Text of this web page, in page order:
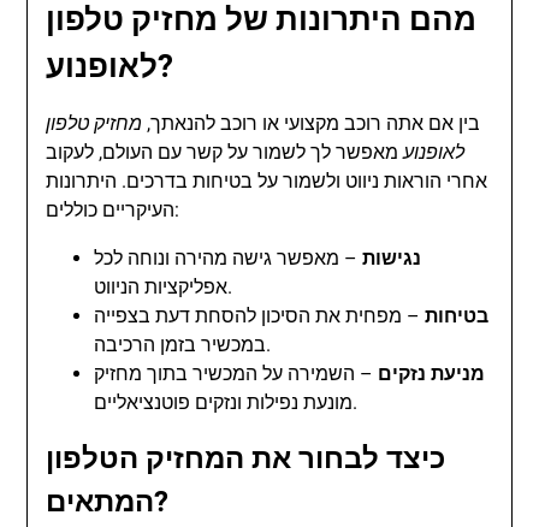
מהם היתרונות של מחזיק טלפון
לאופנוע?
בין אם אתה רוכב מקצועי או רוכב להנאתך, מחזיק טלפון
לאופנועמאפשר לך לשמור על קשר עם העולם, לעקוב
אחרי הוראות ניווט ולשמור על בטיחות בדרכים. היתרונות
העיקריים כוללים:
נגישות– מאפשר גישה מהירה ונוחה לכל
אפליקציות הניווט.
בטיחות– מפחית את הסיכון להסחת דעת בצפייה
במכשיר בזמן הרכיבה.
מניעת נזקים – השמירה על המכשיר בתוך מחזיק
מונעת נפילות ונזקים פוטנציאליים.
כיצד לבחור את המחזיק הטלפון
המתאים?